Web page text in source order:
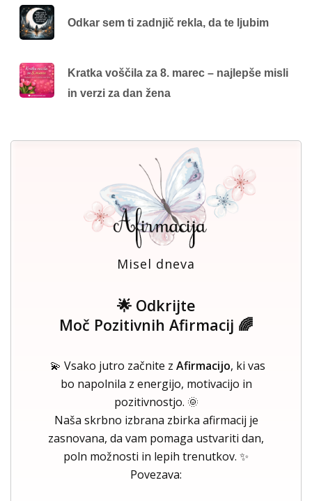
Odkar sem ti zadnjič rekla, da te ljubim
Kratka voščila za 8. marec – najlepše misli
in verzi za dan žena
Misel dneva
🌟 Odkrijte
Moč Pozitivnih Afirmacij 🌈
💫 Vsako jutro začnite z Afirmacijo, ki vas
bo napolnila z energijo, motivacijo in
pozitivnostjo. 🌞
Naša skrbno izbrana zbirka afirmacij je
zasnovana, da vam pomaga ustvariti dan,
poln možnosti in lepih trenutkov. ✨
Povezava: